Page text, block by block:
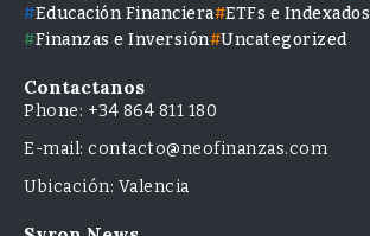
Educación Financiera ETFs e Indexados
Finanzas e Inversión Uncategorized
Contactanos
Phone: +34 864 811 180
E-mail: contacto@neofinanzas.com
Ubicación: Valencia